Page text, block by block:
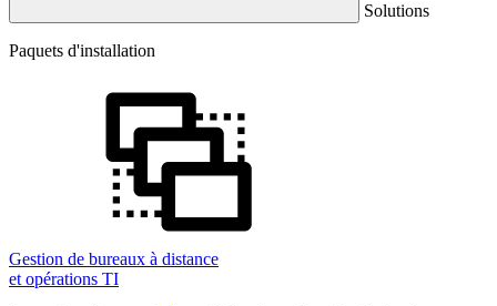
Solutions
Paquets d'installation
Gestion de bureaux à distance
et opérations TI